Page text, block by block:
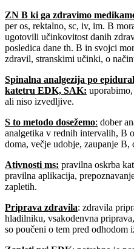
ZN B ki ga zdravimo
per os, rektalno, sc, iv, im. B
ugotovili učinkovitost danih
posledica dane th. B in svojci
zdravil, stranskimi učinki, o
Spinalna analgezija po
katetru EDK, SAK: uporabimo,
ali niso izvedljive.
S to metodo dosežemo: dober
analgetika v rednih intervalih, B
doma, večje udobje, zaupanje B,
Ativnosti ms: pravilna oskrba
pravilna aplikacija,
zapletih.
Priprava zdravila: zdravila
hladilniku, vsakodenvna
so poučeni o tem pred odhodom